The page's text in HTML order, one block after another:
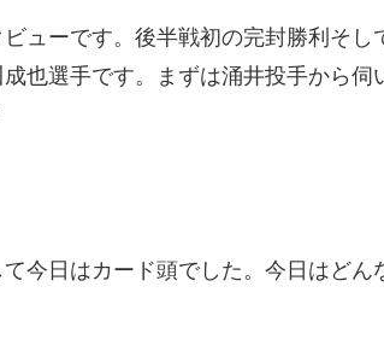
ューです。後半戦初の完封勝利そし
也選手です。まずは涌井投手から伺
今日はカード頭でした。今日はどん